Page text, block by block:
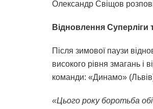
Олександр Свіщов
Відновлення Суперліги
Після зимової паузи
високого рівня змагань і
команди: «Динамо»
«Цього року боротьба